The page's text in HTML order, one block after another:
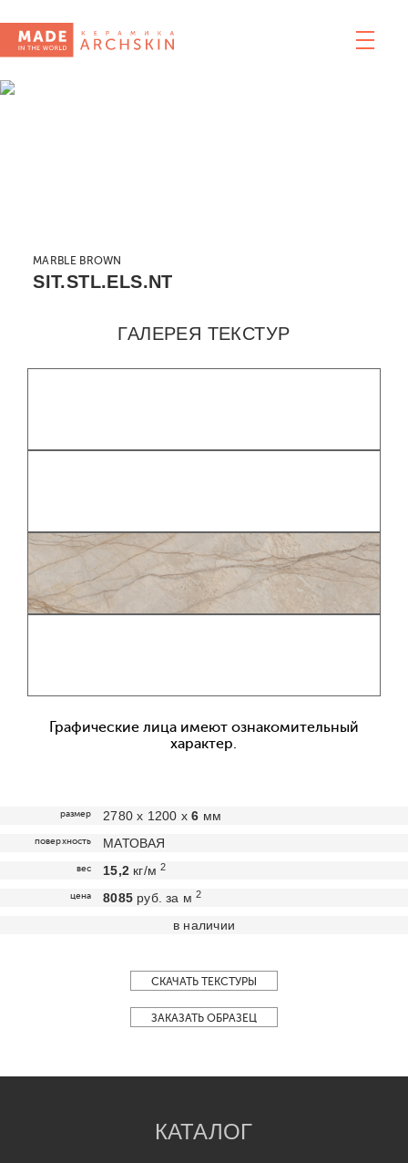
MARBLE BROWN
SIT.STL.ELS.NT
ГАЛЕРЕЯ ТЕКСТУР
Графические лица имеют ознакомительный
характер.
размер 2780 х 1200 х6 мм
поверхность МАТОВАЯ
вес 15,2 кг/м2
цена 8085 руб. за м2
в наличии
СКАЧАТЬ ТЕКСТУРЫ
ЗАКАЗАТЬ ОБРАЗЕЦ
КАТАЛОГ